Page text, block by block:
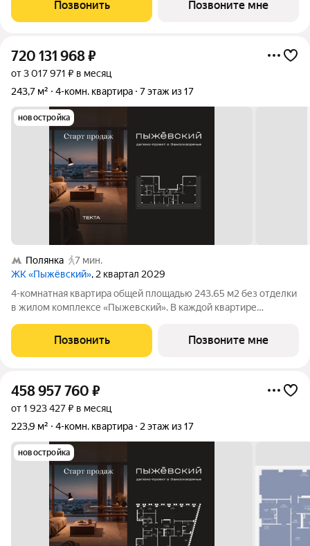
Кремль, Храм Христа Спасителя и
Позвонить Позвоните мне
720 131 968₽
от 3 017 971 ₽ в месяц
243,7 м²
4-комн. квартира 7 этаж из 17
новостройка
Полянка
7 мин.
ЖК «Пыжёвский», 2 квартал 2029
4-комнатная квартира общей площадью 243.65 м2 без отделки
в жилом комплексе «Пыжевский». В каждой квартире
остекление формирует визуальную связь с городом вид на
Кремль, Храм Христа Спасителя и
Позвонить Позвоните мне
458 957 760 ₽
от 1 923 427 ₽ в месяц
223,9 м²
4-комн. квартира 2 этаж из 17
новостройка